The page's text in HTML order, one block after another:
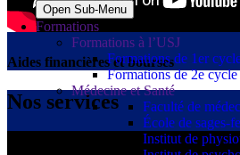
Open Sub-Menu
Formations
Formations à l’USJ
Formations de 1er
Formations de 2e cycle
Médecine et Santé
Faculté de
École de sages-
Institut de
Aides financières et bourses
Nos services